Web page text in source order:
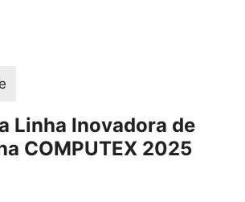
Linha Inovadora de
COMPUTEX 2025